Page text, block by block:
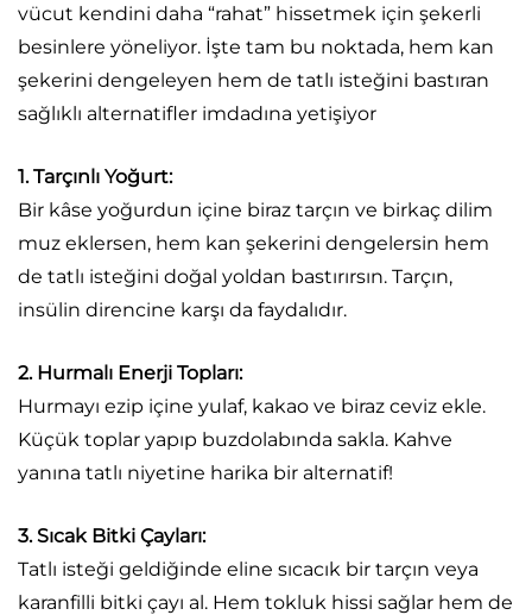
vücut kendini daha “rahat” hissetmek için şekerli
besinlere yöneliyor. İşte tam bu noktada, hem kan
şekerini dengeleyen hem de tatlı isteğini bastıran
sağlıklı alternatifler imdadına yetişiyor
1. Tarçınlı Yoğurt:
Bir kâse yoğurdun içine biraz tarçın ve birkaç dilim
muz eklersen, hem kan şekerini dengelersin hem
de tatlı isteğini doğal yoldan bastırırsın. Tarçın,
insülin direncine karşı da faydalıdır.
2. Hurmalı Enerji Topları:
Hurmayı ezip içine yulaf, kakao ve biraz ceviz ekle.
Küçük toplar yapıp buzdolabında sakla. Kahve
yanına tatlı niyetine harika bir alternatif!
3. Sıcak Bitki Çayları:
Tatlı isteği geldiğinde eline sıcacık bir tarçın veya
karanfilli bitki çayı al. Hem tokluk hissi sağlar hem de